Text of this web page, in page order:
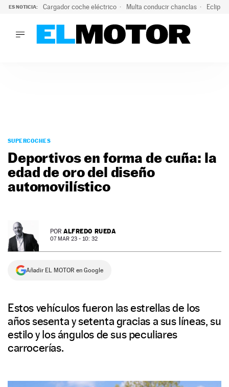
ES NOTICIA: Cargador coche eléctrico Multa conducir chanclas
PODCAST
MOTOS
TECNOLOGÍA
SUPERCOCHES
SERVICIOS
NEWSLETTER
SÍGUENOS
SUPERCOCHES
Deportivos en forma de cuña: la
edad de oro del diseño
automovilístico
POR ALFREDO RUEDA
07 MAR 23 - 10: 32
Añadir EL MOTOR en Google
Estos vehículos fueron las estrellas de los
años sesenta y setenta gracias a sus líneas, su
estilo y los ángulos de sus peculiares
carrocerías.